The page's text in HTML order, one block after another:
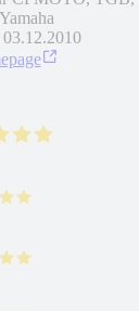
03.12.2010